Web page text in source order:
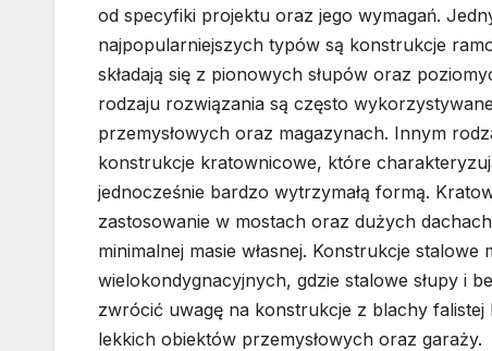
od specyfiki projektu oraz jego wymagań.
najpopularniejszych typów są konstrukcje
składają się z pionowych słupów oraz
rodzaju rozwiązania są często
przemysłowych oraz magazynach. Innym
konstrukcje kratownicowe, które
jednocześnie bardzo wytrzymałą formą.
zastosowanie w mostach oraz dużych
minimalnej masie własnej. Konstrukcje
wielokondygnacyjnych, gdzie stalowe słupy i
zwrócić uwagę na konstrukcje z blachy
lekkich obiektów przemysłowych oraz garaży.